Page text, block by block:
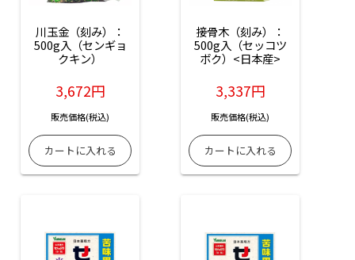
川玉金（刻み）：
500g入（センギョ
クキン）
3,672円
販売価格(税込)
接骨木（刻み）：
500g入（セッコツ
ボク）<日本産>
3,337円
販売価格(税込)